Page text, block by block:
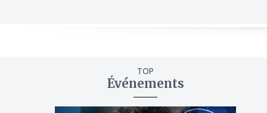
TOP
Événements